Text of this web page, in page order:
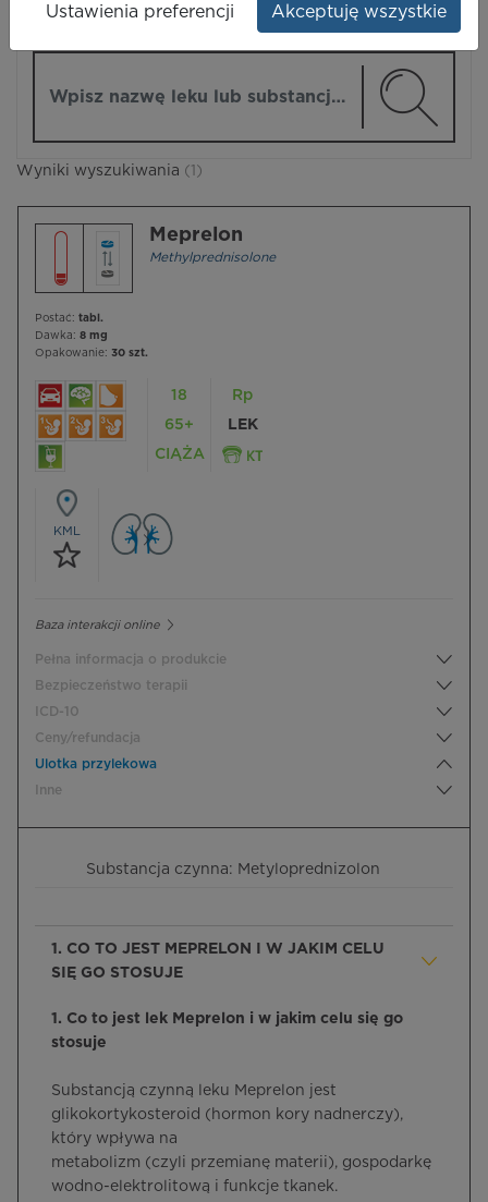
Wyniki wyszukiwania (1)
Meprelon
Methylprednisolone
Postać: tabl.
Dawka: 8 mg
Opakowanie: 30 szt.
18
65+
CIĄŻA
Rp
LEK
KML
Baza interakcji online
Pełna informacja o produkcie
Bezpieczeństwo terapii
ICD-10
Ceny/refundacja
Ulotka przylekowa
Inne
Substancja czynna: Metyloprednizolon
1. CO TO JEST MEPRELON I W JAKIM CELU
SIĘ GO STOSUJE
1. Co to jest lek Meprelon i w jakim celu się go
stosuje
Substancją czynną leku Meprelon jest
glikokortykosteroid (hormon kory nadnerczy),
który wpływa na
metabolizm (czyli przemianę materii), gospodarkę
wodno-elektrolitową i funkcje tkanek.
Ustawienia preferencji Akceptuję wszystkie